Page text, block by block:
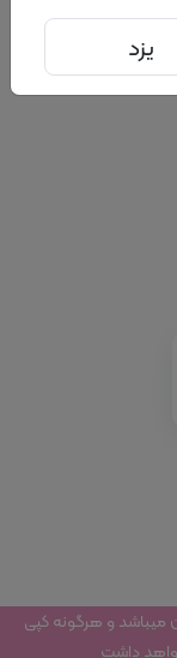
یزد
میباشد و هرگونه کپی
داشت